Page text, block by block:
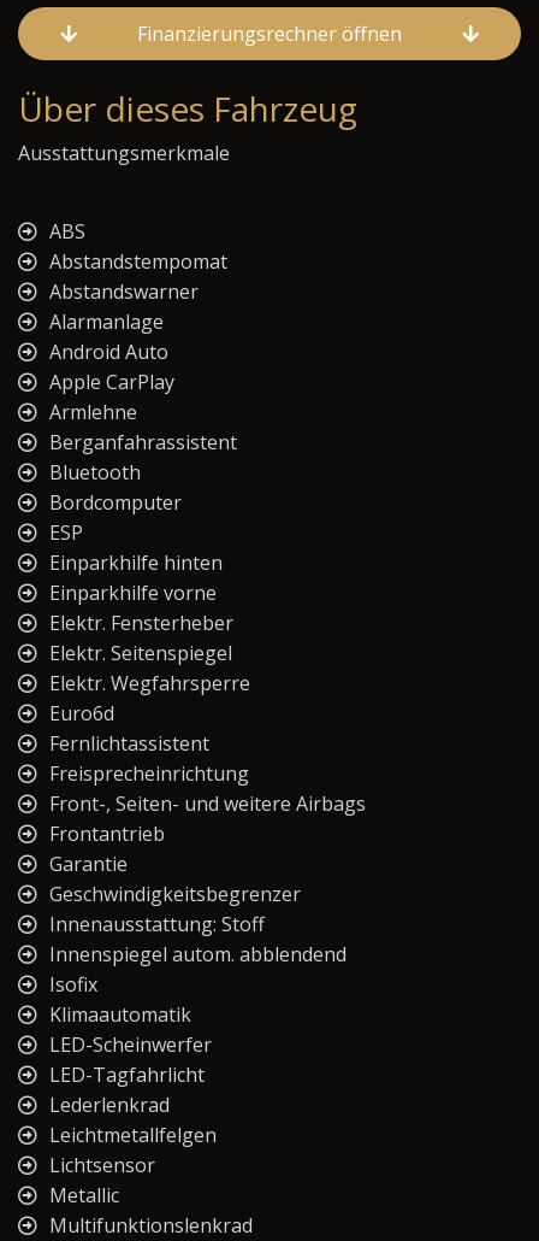
Finanzierungsrechner öffnen
Über dieses Fahrzeug
Ausstattungsmerkmale
ABS
Abstandstempomat
Abstandswarner
Alarmanlage
Android Auto
Apple CarPlay
Armlehne
Berganfahrassistent
Bluetooth
Bordcomputer
ESP
Einparkhilfe hinten
Einparkhilfe vorne
Elektr. Fensterheber
Elektr. Seitenspiegel
Elektr. Wegfahrsperre
Euro6d
Fernlichtassistent
Freisprecheinrichtung
Front-, Seiten- und weitere Airbags
Frontantrieb
Garantie
Geschwindigkeitsbegrenzer
Innenausstattung: Stoff
Innenspiegel autom. abblendend
Isofix
Klimaautomatik
LED-Scheinwerfer
LED-Tagfahrlicht
Lederlenkrad
Leichtmetallfelgen
Lichtsensor
Metallic
Multifunktionslenkrad